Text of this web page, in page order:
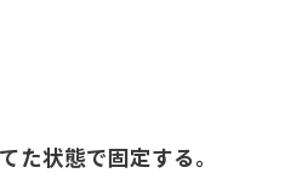
状態で固定する。